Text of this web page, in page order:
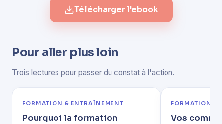
Télécharger l'ebook
Pour aller plus loin
Trois lectures pour passer du constat à l'action.
FORMATION & ENTRAÎNEMENT
Pourquoi la formation
FORMATION &
Vos